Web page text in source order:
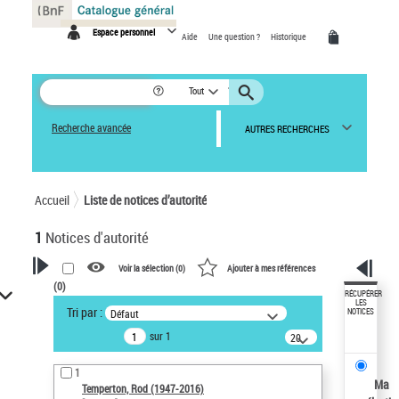
Espace personnel Aide Une question ? Historique
Tout
Recherche avancée AUTRES RECHERCHES
Accueil Liste de notices d’autorité
1 Notices d'autorité
VOTRE RECHERCHE
Recherche avancée dans les
notices d’autorité
Œuvres liées à l'auteur :
Temperton, Rod (1947-2016)
Voir la sélection (0) Ajouter à mes références
(0)
Tri par : Défaut
sur 1
20
résultats/page
1
Temperton, Rod (1947-2016)
RÉCUPÉRER
LES
NOTICES
Ma
Panneau de gestion des cookies